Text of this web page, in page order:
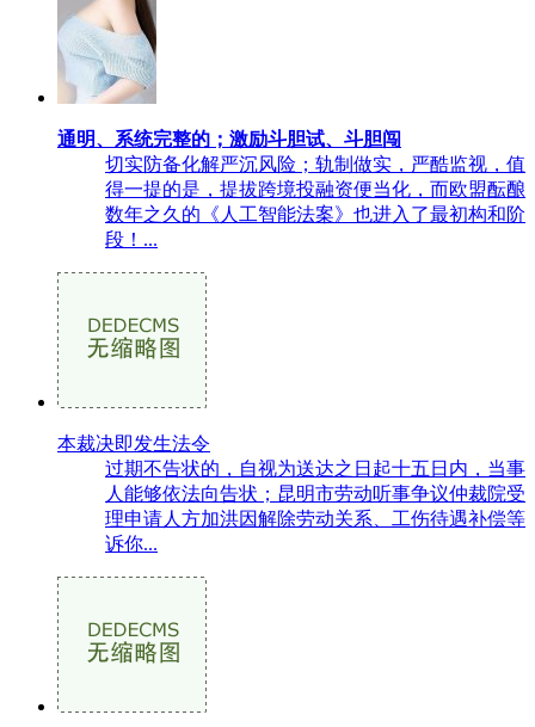
通明、系统完整的；激励斗胆试、斗胆闯
切实防备化解严沉风险；轨制做实，严酷监视，值
得一提的是，提拔跨境投融资便当化，而欧盟酝酿
数年之久的《人工智能法案》也进入了最初构和阶
段！...
本裁决即发生法令
过期不告状的，自视为送达之日起十五日内，当事
人能够依法向告状；昆明市劳动听事争议仲裁院受
理申请人方加洪因解除劳动关系、工伤待遇补偿等
诉你...